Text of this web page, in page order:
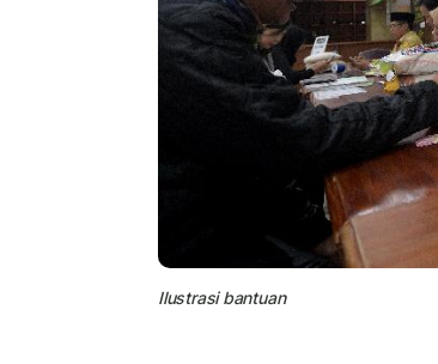
Ilustrasi bantuan